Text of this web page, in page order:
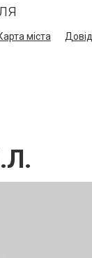
міста